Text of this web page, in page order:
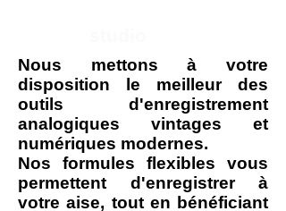
Nous mettons à votre
disposition le meilleur des
outils d'enregistrement
analogiques vintages et
numériques modernes.
Nos formules flexibles vous
permettent d'enregistrer à
votre aise, tout en bénéficiant